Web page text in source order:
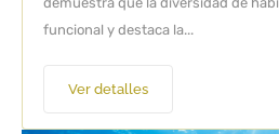
funcional y destaca la...
Ver detalles